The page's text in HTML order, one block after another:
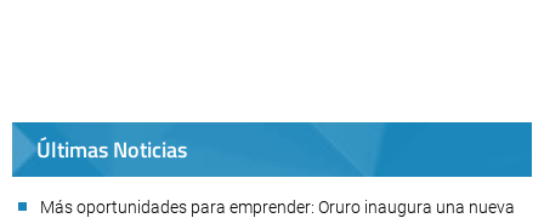
Últimas Noticias
Más oportunidades para emprender: Oruro inaugura una nueva